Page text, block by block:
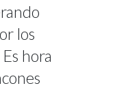
los
hora